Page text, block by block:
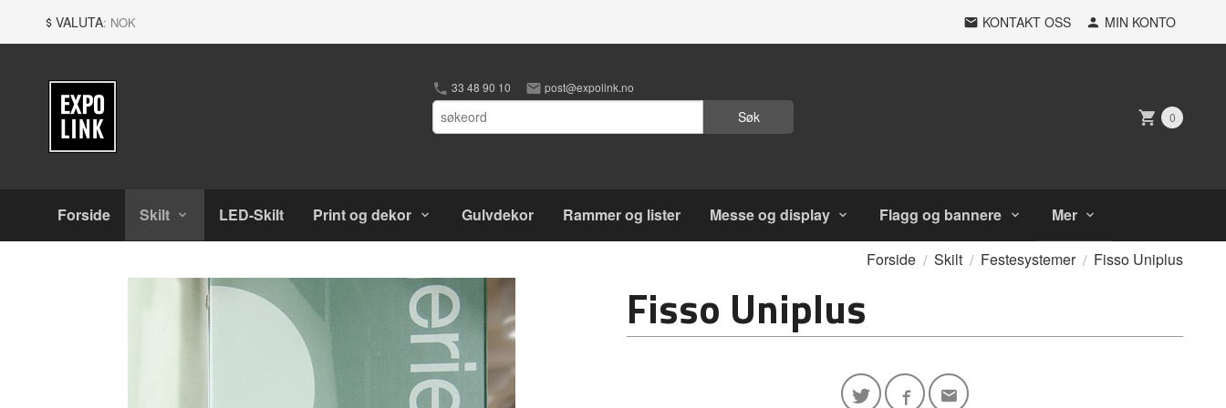
VALUTA: NOK KONTAKT OSS MIN KONTO
33 48 90 10 post@expolink.no
Søk 0
Produkter
Forside Skilt LED-Skilt Print og dekor Gulvdekor Rammer og lister Messe og display Flagg og bannere Mer
Forside Skilt Festesystemer Fisso Uniplus
Fisso Uniplus